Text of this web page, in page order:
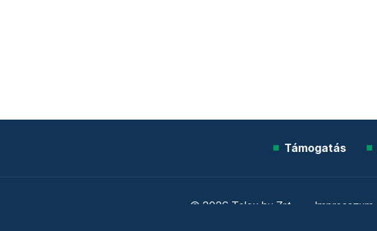
Támogatás
© 2026 Telex.hu Zrt. Impresszum